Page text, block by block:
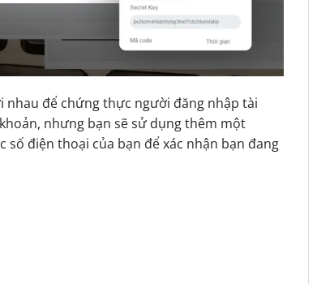
để chứng thực người đăng nhập tài
nhưng bạn sẽ sử dụng thêm một
điện thoại của bạn để xác nhận bạn đang